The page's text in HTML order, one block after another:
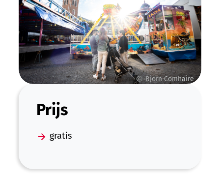
Bjorn Comhaire
Prijs
gratis